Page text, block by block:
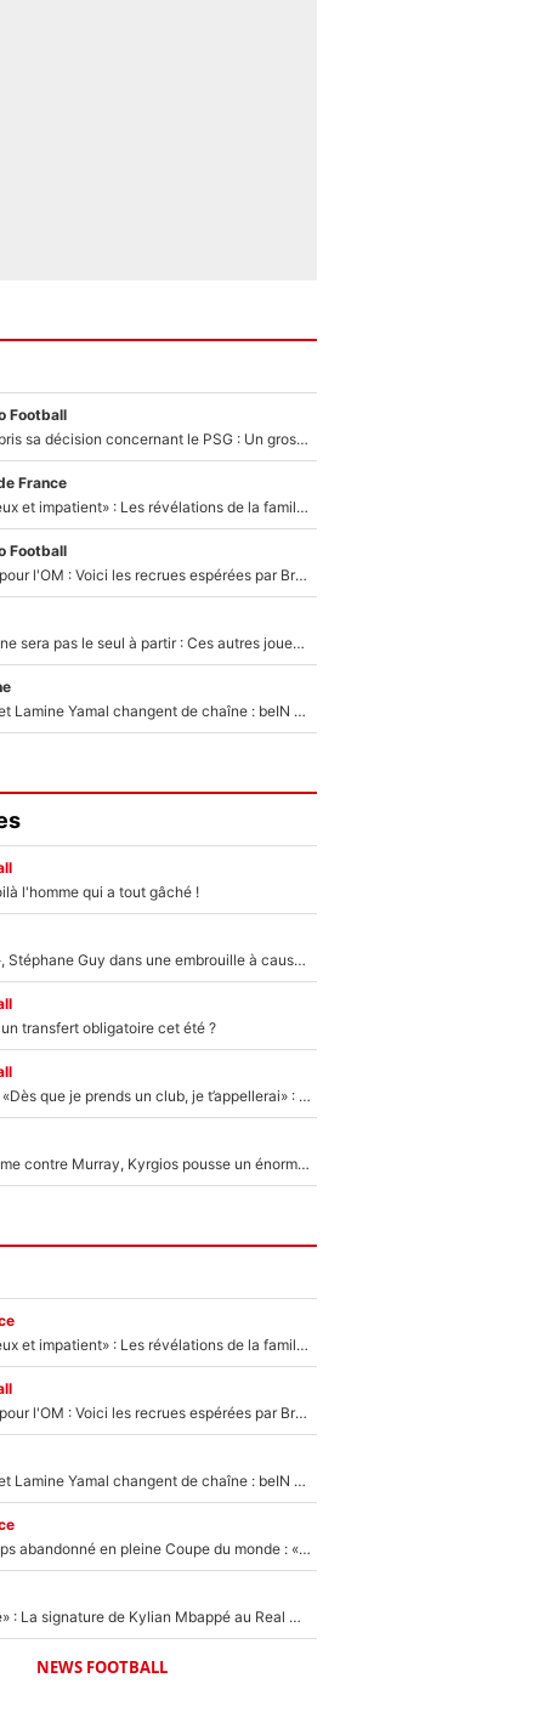
Football
Ferran Torres a pris sa décision concernant le PSG : Un gros club étranger prêt à relancer le feuilleton pour la signature du champion du monde 2026 !
France
«Il est très heureux et impatient» : Les révélations de la famille Zidane sur sa prise de pouvoir en équipe de France !
Football
Plus de 100M€ pour l'OM : Voici les recrues espérées par Bruno Genesio et Grégory Lorenzi après l’opération dégraissage
Thomas Ramos ne sera pas le seul à partir : Ces autres joueurs du XV de France pourraient aussi quitter le Stade Toulousain, un club de Top 14 est déjà sur les rangs
Kylian Mbappé et Lamine Yamal changent de chaîne : beIN SPORTS ne digère pas cette décision historique et prédit un fiasco pour la Liga
l'homme qui a tout gâché !
«Détester à vie», Stéphane Guy dans une embrouille à cause du PSG !
transfert obligatoire cet été ?
Mercato - OM - «Dès que je prends un club, je t’appellerai» : La promesse de Marcelino au moment de claquer la porte
Victime de racisme contre Murray, Kyrgios pousse un énorme coup de gueule !
«Il est très heureux et impatient» : Les révélations de la famille Zidane sur sa prise de pouvoir en équipe de France !
Plus de 100M€ pour l'OM : Voici les recrues espérées par Bruno Genesio et Grégory Lorenzi après l’opération dégraissage
Kylian Mbappé et Lamine Yamal changent de chaîne : beIN SPORTS ne digère pas cette décision historique et prédit un fiasco pour la Liga
Didier Deschamps abandonné en pleine Coupe du monde : «La FFF était déjà passée à Zinedine Zidane»
«C'est une fierté» : La signature de Kylian Mbappé au Real Madrid continue de régaler l'Espagne
NEWS FOOTBALL